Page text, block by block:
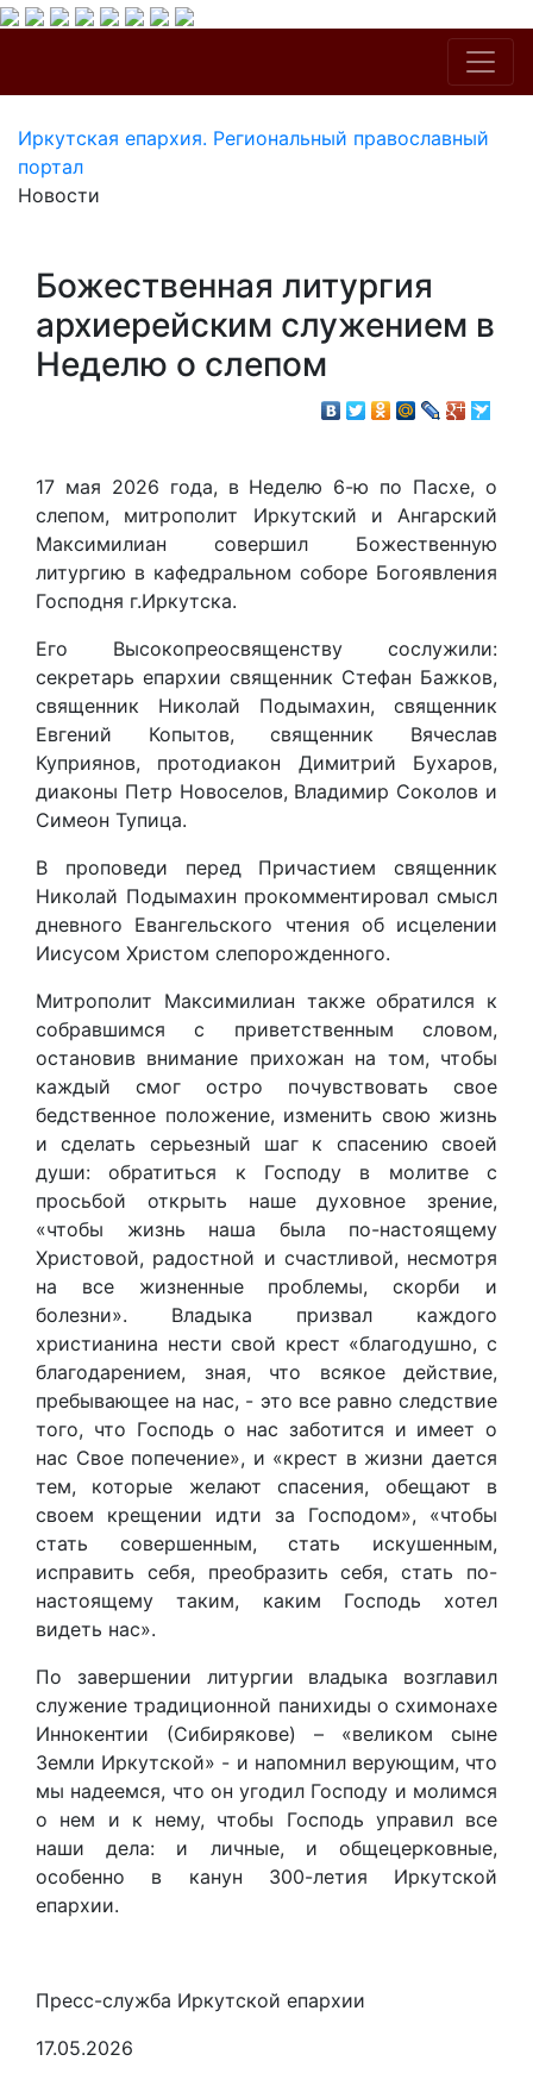
Иркутская епархия. Региональный православный
портал
Новости
Божественная литургия
архиерейским служением в
Неделю о слепом
17 мая 2026 года, в Неделю 6-ю по Пасхе, о
слепом, митрополит Иркутский и Ангарский
Максимилиан совершил Божественную
литургию в кафедральном соборе Богоявления
Господня г.Иркутска.
Его Высокопреосвященству сослужили:
секретарь епархии священник Стефан Бажков,
священник Николай Подымахин, священник
Евгений Копытов, священник Вячеслав
Куприянов, протодиакон Димитрий Бухаров,
диаконы Петр Новоселов, Владимир Соколов и
Симеон Тупица.
В проповеди перед Причастием священник
Николай Подымахин прокомментировал смысл
дневного Евангельского чтения об исцелении
Иисусом Христом слепорожденного.
Митрополит Максимилиан также обратился к
собравшимся с приветственным словом,
остановив внимание прихожан на том, чтобы
каждый смог остро почувствовать свое
бедственное положение, изменить свою жизнь
и сделать серьезный шаг к спасению своей
души: обратиться к Господу в молитве с
просьбой открыть наше духовное зрение,
«чтобы жизнь наша была по-настоящему
Христовой, радостной и счастливой, несмотря
на все жизненные проблемы, скорби и
болезни». Владыка призвал каждого
христианина нести свой крест «благодушно, с
благодарением, зная, что всякое действие,
пребывающее на нас, - это все равно следствие
того, что Господь о нас заботится и имеет о
нас Свое попечение», и «крест в жизни дается
тем, которые желают спасения, обещают в
своем крещении идти за Господом», «чтобы
стать совершенным, стать искушенным,
исправить себя, преобразить себя, стать по-
настоящему таким, каким Господь хотел
видеть нас».
По завершении литургии владыка возглавил
служение традиционной панихиды о схимонахе
Иннокентии (Сибирякове) – «великом сыне
Земли Иркутской» - и напомнил верующим, что
мы надеемся, что он угодил Господу и молимся
о нем и к нему, чтобы Господь управил все
наши дела: и личные, и общецерковные,
особенно в канун 300-летия Иркутской
епархии.
Пресс-служба Иркутской епархии
17.05.2026